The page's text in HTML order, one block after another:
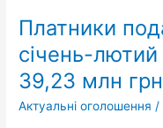
Платники
січень-
39,23 млн
Актуальні оголошення /
Черкащини
за
січень-
лютий
2024